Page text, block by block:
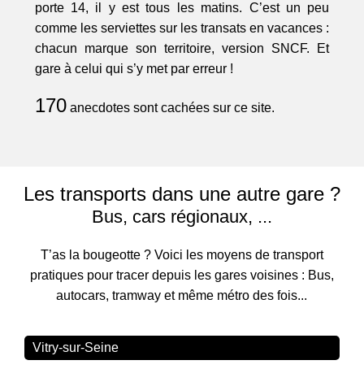
porte 14, il y est tous les matins. C’est un peu
comme les serviettes sur les transats en vacances :
chacun marque son territoire, version SNCF. Et
gare à celui qui s’y met par erreur !
170anecdotes sont cachées sur ce site.
Les transports dans une autre gare ?
Bus, cars régionaux, ...
T’as la bougeotte ? Voici les moyens de transport
pratiques pour tracer depuis les gares voisines : Bus,
autocars, tramway et même métro des fois...
Vitry-sur-Seine